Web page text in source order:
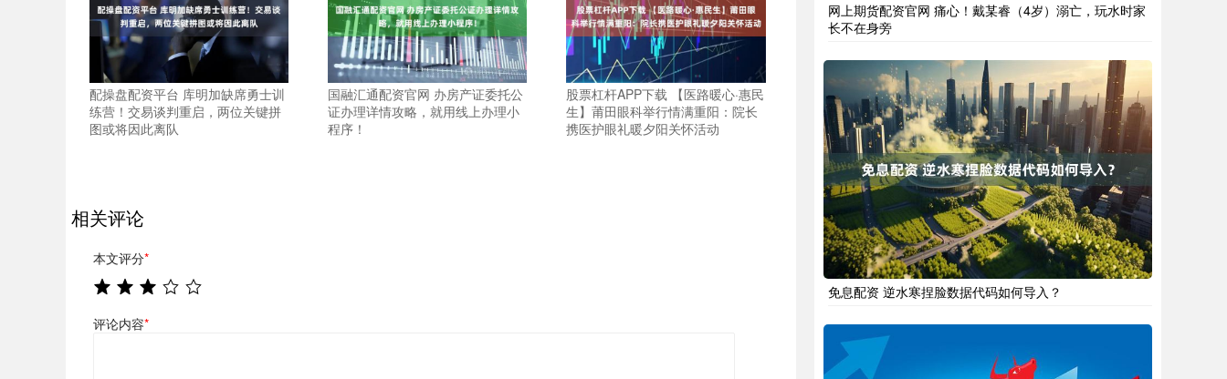
配操盘配资平台 库明加缺席勇士训
练营！交易谈判重启，两位关键拼
图或将因此离队
国融汇通配资官网 办房产证委托公
证办理详情攻略，就用线上办理小
程序！
股票杠杆APP下载 【医路暖心·惠民
生】莆田眼科举行情满重阳：院长
携医护眼礼暖夕阳关怀活动
相关评论
本文评分*
评论内容*
网上期货配资官网 痛心！戴某睿（4岁）溺亡，玩水时家
长不在身旁
免息配资 逆水寒捏脸数据代码如何导入？